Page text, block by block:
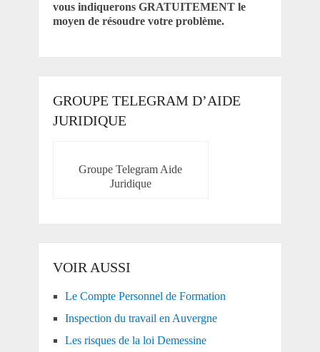
vous indiquerons GRATUITEMENT le
moyen de résoudre votre problème.
GROUPE TELEGRAM D’AIDE
JURIDIQUE
Groupe Telegram Aide
Juridique
VOIR AUSSI
Le Compte Personnel de Formation
Inspection du travail en Auvergne
Les risques de la loi Demessine